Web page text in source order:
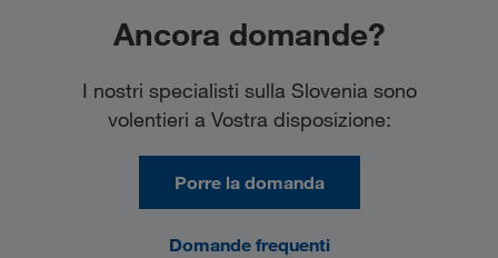
Ancora domande?
I nostri specialisti sulla Slovenia sono
volentieri a Vostra disposizione:
Porre la domanda
Domande frequenti